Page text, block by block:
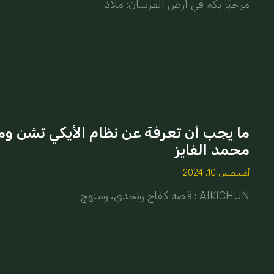
مرحبًا بكم في أرض الفرسان: ملاذ
ما يجب أن تعرفة عن نظام الأيكي تشن
محمد الفايز
أغسطس 10, 2024